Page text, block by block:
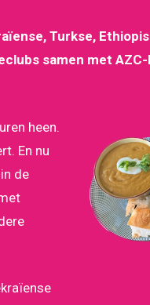
Turkse,
samen met
heen.
En nu
de